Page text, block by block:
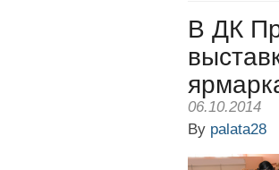
В ДК
06.10.2014
By palata28